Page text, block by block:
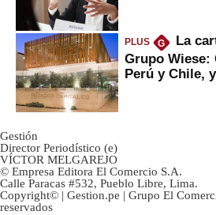
PLUS G
La
Grupo Wiese:
Perú y Chile,
Gestión
Director Periodístico (e)
VÍCTOR MELGAREJO
© Empresa Editora El Comercio S.A.
Calle Paracas #532, Pueblo Libre, Lima.
Copyright© | Gestion.pe | Grupo El
reservados